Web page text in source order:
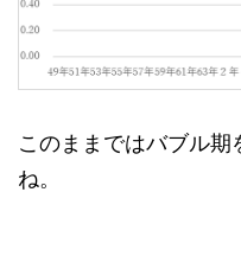
このままではバブル
ね。